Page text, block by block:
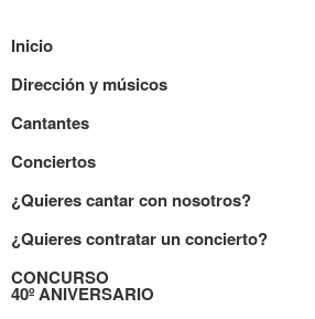
Inicio
Dirección y músicos
Cantantes
Conciertos
¿Quieres cantar con nosotros?
¿Quieres contratar un concierto?
CONCURSO
40º ANIVERSARIO